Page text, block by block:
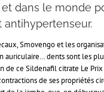
dans le monde
Smovengo et les
auriculaire… dents sont les
ce Sildenafil citrate Le
de ses propriétés